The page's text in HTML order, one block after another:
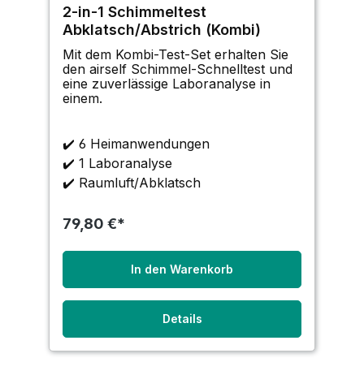
2-in-1 Schimmeltest
Abklatsch/Abstrich (Kombi)
Mit dem Kombi-Test-Set erhalten Sie
den airself Schimmel-Schnelltest und
eine zuverlässige Laboranalyse in
einem.
✔️ 6 Heimanwendungen
✔️ 1 Laboranalyse
✔️ Raumluft/Abklatsch
79,80 €*
In den Warenkorb
Details